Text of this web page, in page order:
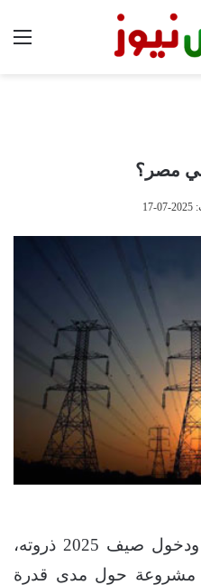
في مصر؟
مع اشتداد درجات الحرارة ودخول صيف 2025 ذروته،
مشروعة حول مدى قدرة